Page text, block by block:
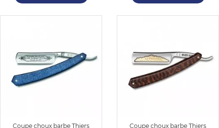
Coupe choux barbe Thiers
Coupe choux barbe Thiers